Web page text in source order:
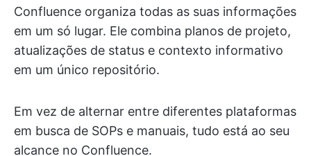
Confluence organiza todas as suas informações
em um só lugar. Ele combina planos de projeto,
atualizações de status e contexto informativo
em um único repositório.
Em vez de alternar entre diferentes plataformas
em busca de SOPs e manuais, tudo está ao seu
alcance no Confluence.